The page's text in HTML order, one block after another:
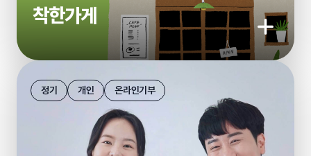
착한가게
기부하기
정기 개인 온라인기부